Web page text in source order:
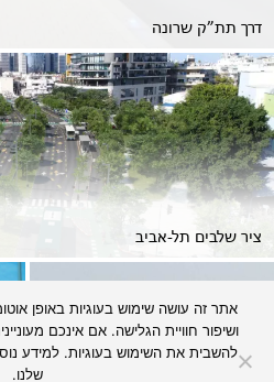
דרך תת”ק שרונה
ציר שלבים תל-אביב
אתר זה עושה שימוש בעוגיות באופן
ושיפור חוויית הגלישה. אם אינכם
להשבית את השימוש בעוגיות. למידע
שלנו.